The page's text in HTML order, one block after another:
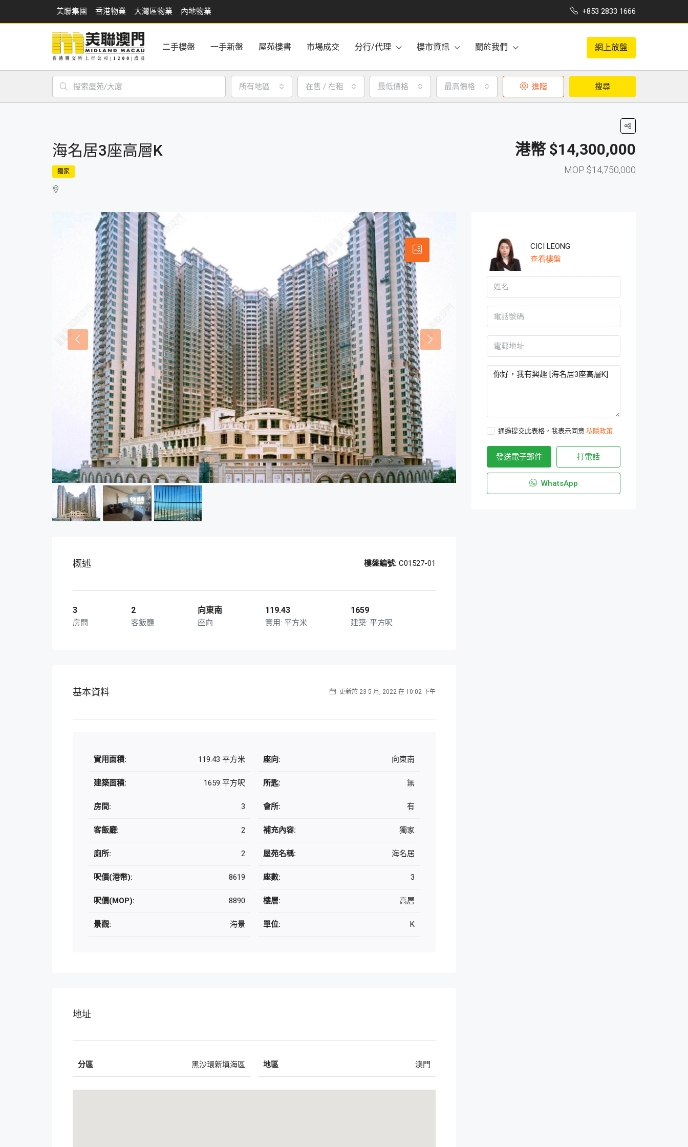
美聯集團 香港物業 大灣區物業 內地物業 +853 2833 1666
二手樓盤 一手新盤 屋苑樓書 市場成交 分行/代理 樓市資訊 關於我們 網上放盤
所有地區 在售 / 在租 最低價格 最高價格 進階 搜尋
海名居3座高層K $14,300,000
$14,750,000
獨家
概述 樓盤編號: C01527-01
3
房間
2
客飯廳
向東南
座向
119.43
平方米
1659
平方呎
基本資料 更新於 23 5 月, 2022 在 10:02 下午
實用面積: 119.43 平方米
建築面積: 1659 平方呎
房間: 3
客飯廳: 2
廁所: 2
呎價(港幣): 8619
呎價(MOP): 8890
景觀: 海景
座向: 向東南
所匙: 無
會所: 有
補充內容: 獨家
屋苑名稱: 海名居
座數: 3
樓層: 高層
單位: K
地址
分區 黑沙環新填海區 地區 澳門
CICI LEONG
查看樓盤
通過提交此表格，我表示同意 私隱政策
發送電子郵件 打電話
WhatsApp